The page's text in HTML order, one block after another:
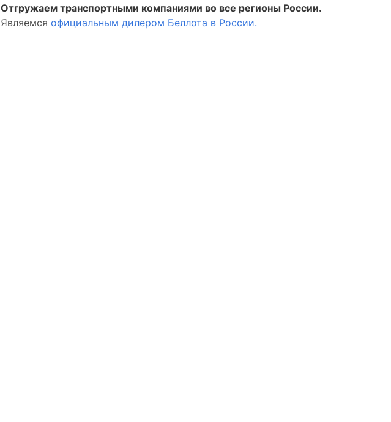
Отгружаем транспортными компаниями во все регионы России.
Являемся официальным дилером Беллота в России.